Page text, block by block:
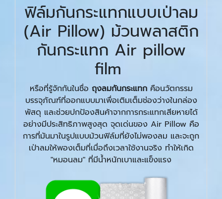
ฟิล์มกันกระแทกแบบเป่าลม
(Air Pillow) ม้วนพลาสติก
กันกระแทก Air pillow
film
หรือที่รู้จักกันในชื่อ ถุงลมกันกระแทกคือนวัตกรรม
บรรจุภัณฑ์ที่ออกแบบมาเพื่อเติมเต็มช่องว่างในกล่อง
พัสดุ และช่วยปกป้องสินค้าจากการกระแทกเสียหายได้
อย่างมีประสิทธิภาพสูงสุด จุดเด่นของ Air Pillow คือ
การที่มันมาในรูปแบบม้วนฟิล์มที่ยังไม่พองลม และจะถูก
เป่าลมให้พองเต็มที่เมื่อถึงเวลาใช้งานจริง ทำให้เกิด
"หมอนลม" ที่มีน้ำหนักเบาและแข็งแรง